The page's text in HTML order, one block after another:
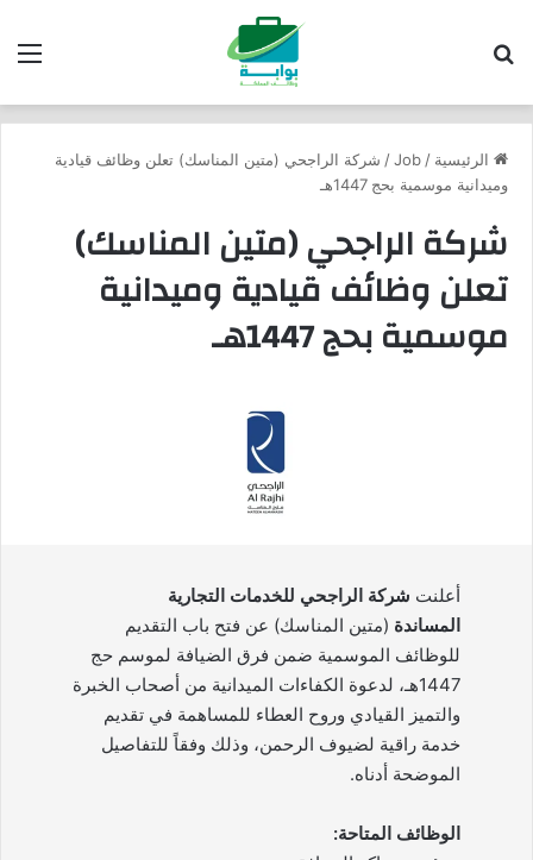
الرئيسية /
Job
/ شركة الراجحي (متين المناسك) تعلن وظائف قيادية
وميدانية موسمية بحج 1447هـ
شركة الراجحي (متين المناسك)
تعلن وظائف قيادية وميدانية
موسمية بحج 1447هـ
أعلنت شركة الراجحي للخدمات التجارية
المساندة (متين المناسك) عن فتح باب التقديم
للوظائف الموسمية ضمن فرق الضيافة لموسم حج
1447هـ، لدعوة الكفاءات الميدانية من أصحاب الخبرة
والتميز القيادي وروح العطاء للمساهمة في تقديم
خدمة راقية لضيوف الرحمن، وذلك وفقاً للتفاصيل
الموضحة أدناه.
الوظائف المتاحة: